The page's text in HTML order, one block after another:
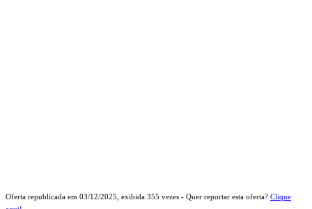
Oferta republicada em 03/12/2025 , exibida 355 vezes - Quer reportar esta oferta? Clique